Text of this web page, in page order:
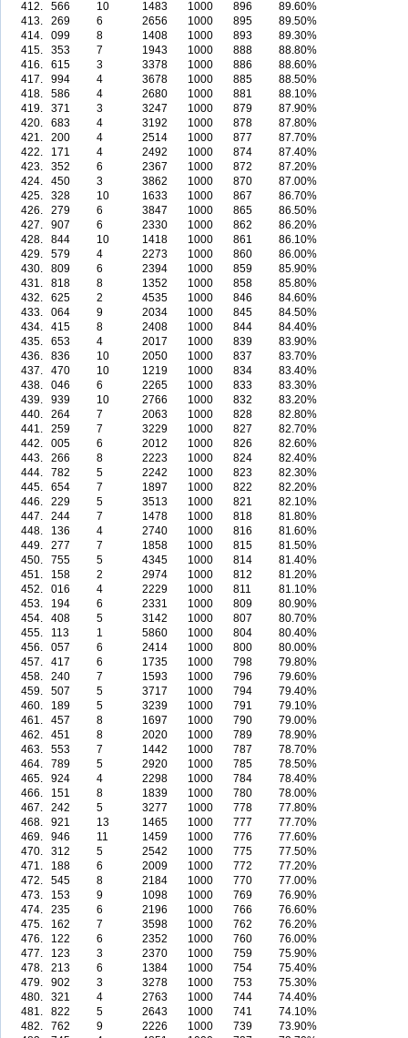
412. 566 10 1483 1000 896
89.60%
413.
269 6 2656 1000 895
89.50%
414.
099 8 1408 1000 893
89.30%
415.
353 7 1943 1000 888
88.80%
416.
615 3 3378 1000 886
88.60%
417.
994 4 3678 1000 885
88.50%
418.
586 4 2680 1000 881
88.10%
419.
371 3 3247 1000 879
87.90%
420.
683 4 3192 1000 878
87.80%
421.
200 4 2514 1000 877
87.70%
422.
171 4 2492 1000 874
87.40%
423.
352 6 2367 1000 872
87.20%
424.
450 3 3862 1000 870
87.00%
425.
328 10 1633 1000 867
86.70%
426.
279 6 3847 1000 865
86.50%
427.
907 6 2330 1000 862
86.20%
428.
844 10 1418 1000 861
86.10%
429.
579 4 2273 1000 860
86.00%
430.
809 6 2394 1000 859
85.90%
431.
818 8 1352 1000 858
85.80%
432.
625 2 4535 1000 846
84.60%
433.
064 9 2034 1000 845
84.50%
434.
415 8 2408 1000 844
84.40%
435.
653 4 2017 1000 839
83.90%
436.
836 10 2050 1000 837
83.70%
437.
470 10 1219 1000 834
83.40%
438.
046 6 2265 1000 833
83.30%
439.
939 10 2766 1000 832
83.20%
440.
264 7 2063 1000 828
82.80%
441.
259 7 3229 1000 827
82.70%
442.
005 6 2012 1000 826
82.60%
443.
266 8 2223 1000 824
82.40%
444.
782 5 2242 1000 823
82.30%
445.
654 7 1897 1000 822
82.20%
446.
229 5 3513 1000 821
82.10%
447.
244 7 1478 1000 818
81.80%
448.
136 4 2740 1000 816
81.60%
449.
277 7 1858 1000 815
81.50%
450.
755 5 4345 1000 814
81.40%
451.
158 2 2974 1000 812
81.20%
452.
016 4 2229 1000 811
81.10%
453.
194 6 2331 1000 809
80.90%
454.
408 5 3142 1000 807
80.70%
455.
113 1 5860 1000 804
80.40%
456.
057 6 2414 1000 800
80.00%
457.
417 6 1735 1000 798
79.80%
458.
240 7 1593 1000 796
79.60%
459.
507 5 3717 1000 794
79.40%
460.
189 5 3239 1000 791
79.10%
461.
457 8 1697 1000 790
79.00%
462.
451 8 2020 1000 789
78.90%
463.
553 7 1442 1000 787
78.70%
464.
789 5 2920 1000 785
78.50%
465.
924 4 2298 1000 784
78.40%
466.
151 8 1839 1000 780
78.00%
467.
242 5 3277 1000 778
77.80%
468.
921 13 1465 1000 777
77.70%
469.
946 11 1459 1000 776
77.60%
470.
312 5 2542 1000 775
77.50%
471.
188 6 2009 1000 772
77.20%
472.
545 8 2184 1000 770
77.00%
473.
153 9 1098 1000 769
76.90%
474.
235 6 2196 1000 766
76.60%
475.
162 7 3598 1000 762
76.20%
476.
122 6 2352 1000 760
76.00%
477.
123 3 2370 1000 759
75.90%
478.
213 6 1384 1000 754
75.40%
479.
902 3 3278 1000 753
75.30%
480.
321 4 2763 1000 744
74.40%
481.
822 5 2643 1000 741
74.10%
482.
762 9 2226 1000 739
73.90%